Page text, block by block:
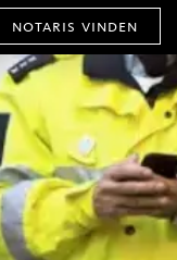
notaris vinden